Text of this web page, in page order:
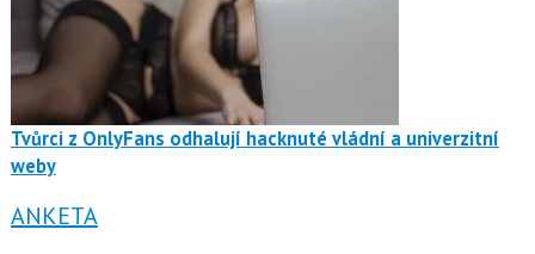
Tvůrci z OnlyFans odhalují hacknuté vládní a univerzitní
weby
ANKETA